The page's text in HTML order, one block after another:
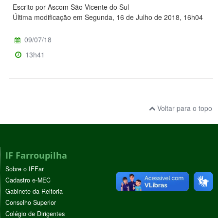
Escrito por Ascom São Vicente do Sul
Última modificação em Segunda, 16 de Julho de 2018, 16h04
09/07/18
13h41
Voltar para o topo
IF Farroupilha
Sobre o IFFar
Cadastro e-MEC
Gabinete da Reitoria
Conselho Superior
Colégio de Dirigentes